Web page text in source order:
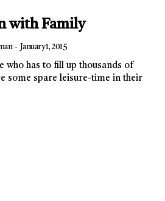
with Family
- January 1, 2015
some spare leisure-time in their